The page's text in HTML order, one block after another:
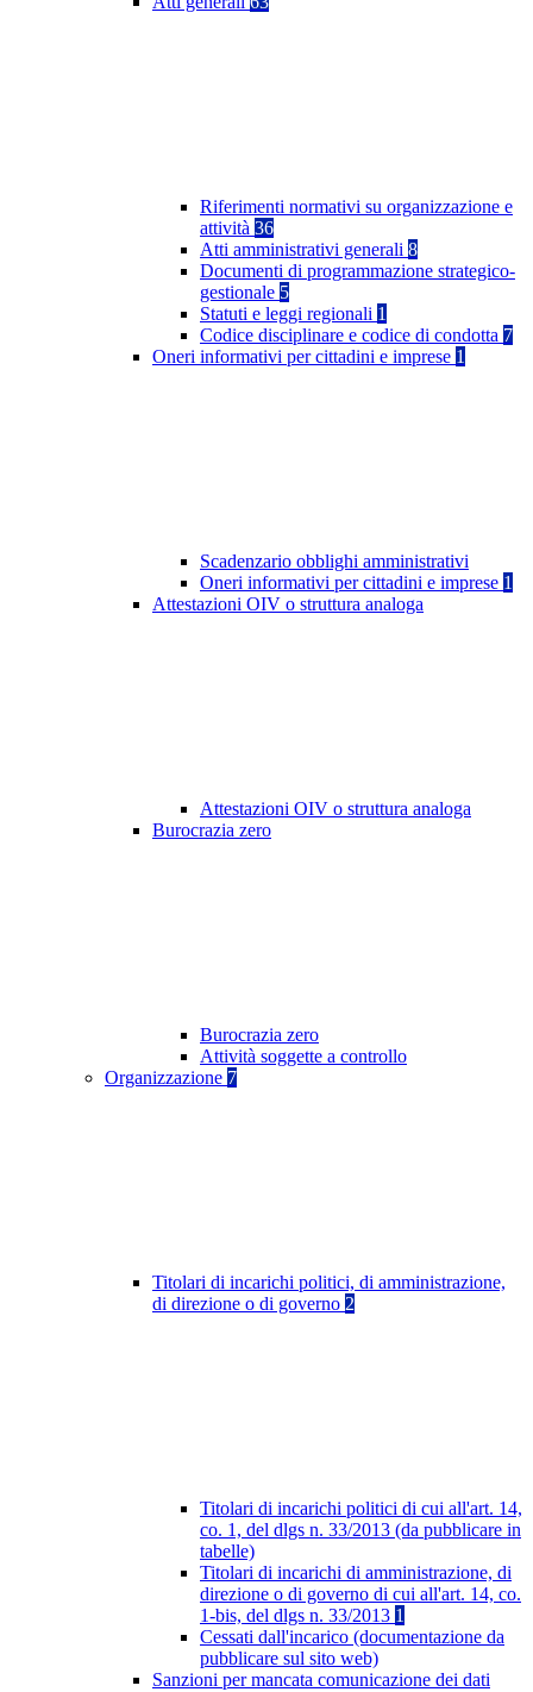
Riferimenti normativi su organizzazione e
attività 36
Atti amministrativi generali 8
Documenti di programmazione strategico-
gestionale 5
Statuti e leggi regionali 1
Codice disciplinare e codice di condotta 7
Oneri informativi per cittadini e imprese 1
Scadenzario obblighi amministrativi
Oneri informativi per cittadini e imprese 1
Attestazioni OIV o struttura analoga
Attestazioni OIV o struttura analoga
Burocrazia zero
Burocrazia zero
Attività soggette a controllo
Organizzazione 7
Titolari di incarichi politici, di amministrazione,
di direzione o di governo 2
Titolari di incarichi politici di cui all'art. 14,
co. 1, del dlgs n. 33/2013 (da pubblicare in
tabelle)
Titolari di incarichi di amministrazione, di
direzione o di governo di cui all'art. 14, co.
1-bis, del dlgs n. 33/2013 1
Cessati dall'incarico (documentazione da
pubblicare sul sito web)
Sanzioni per mancata comunicazione dei dati